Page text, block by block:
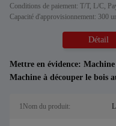
Conditions de paiement: T/T, L/C,
Capacité d'approvisionnement: 300
Détail
Mettre en évidence: Machine
Machine à découper le bois
1Nom du produit: